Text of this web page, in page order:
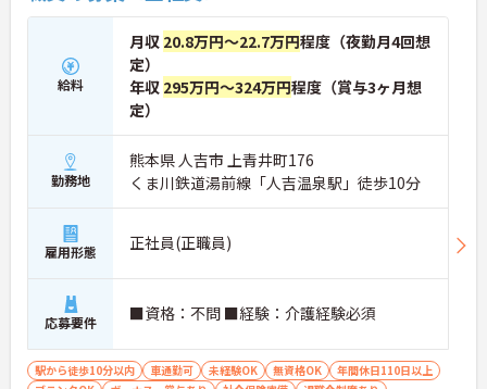
【これまでの経験・専門性が正当に評価される環境
・独自の社内資格「マジ神制度」があり、認定され
ると1資格につき月1万円（最大4万円）の手当が加
・ケアマネジャーの受験料や対策講座、更新費用ま
で全額補助されるため、次のステップアップを自己
負担なく目指せます。
・スマホ記録や睡眠センサーを活用したデータに基
づくケアにより、夜間巡視や申し送りなどの業務負
担を大きく軽減しています。
・業務の効率化により月の平均残業時間は10時間程
度と少なく、体力的なゆとりを持ってご入居者様と
向き合えます。
【ご家族も安心できる、圧倒的な福利厚生が整って
給料
月収 20.8万円～22.7万円程度（夜勤月4回想
定）
年収 295万円～324万円程度（賞与3ヶ月想
定）
勤務地
熊本県 人吉市 上青井町176
くま川鉄道湯前線「人吉温泉駅」徒歩10分
雇用形態 正社員(正職員)
応募要件 ■資格：不問 ■経験：介護経験必須
駅から徒歩10分以内 車通勤可 未経験OK 無資格OK
年間休日110日以上